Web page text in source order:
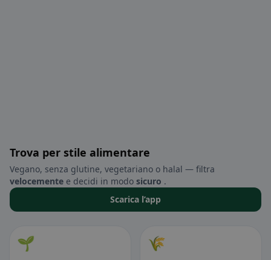
Trova per stile alimentare
Vegano, senza glutine, vegetariano o halal — filtra
velocemente e decidi in modo sicuro .
Scarica l’app
🌱 🌾